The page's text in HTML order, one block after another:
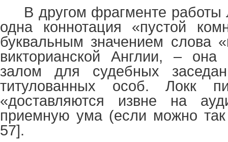
В другом фрагменте работы
одна коннотация «пустой
буквальным значением слова
викторианской Англии, – она
залом для судебных
титулованных особ. Локк
«доставляются извне на
приемную ума (если можно так
57].